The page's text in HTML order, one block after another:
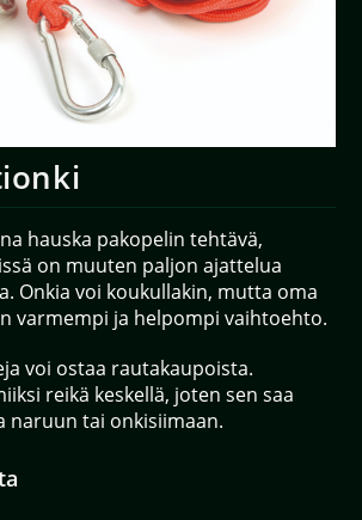
hauska pakopelin tehtävä,
on muuten paljon ajattelua
Onkia voi koukullakin, mutta oma
varmempi ja helpompi vaihtoehto.
voi ostaa rautakaupoista.
reikä keskellä, joten sen saa
naruun tai onkisiimaan.